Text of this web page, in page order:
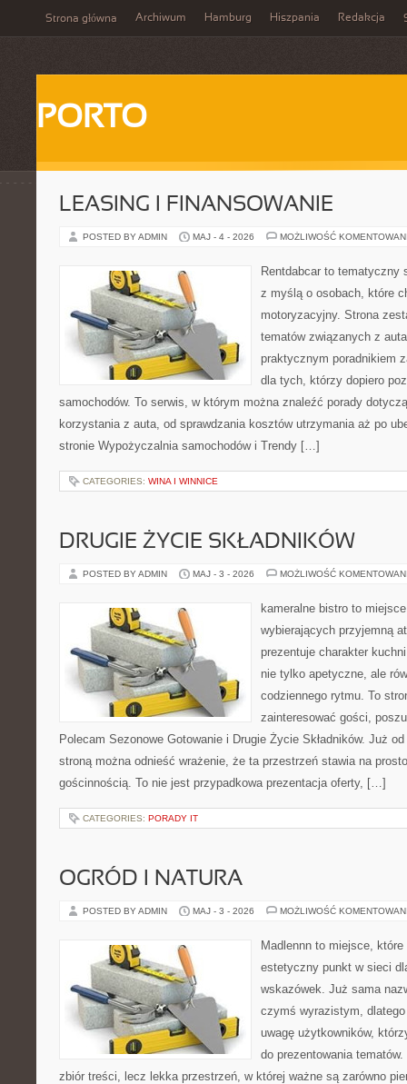
Strona główna Archiwum Hamburg Hiszpania Redakcja
PORTO
LEASING I FINANSOWANIE
POSTED BY ADMIN MAJ - 4 - 2026 MOŻLIWOŚĆ
Rentdabcar to tematyczny
z myślą o osobach, które
motoryzacyjny. Strona
tematów związanych z
praktycznym poradnikiem
dla tych, którzy dopiero
samochodów. To serwis, w którym można znaleźć porady
korzystania z auta, od sprawdzania kosztów utrzymania aż po
stronie Wypożyczalnia samochodów i Trendy […]
CATEGORIES: WINA I WINNICE
DRUGIE ŻYCIE SKŁADNIKÓW
POSTED BY ADMIN MAJ - 3 - 2026 MOŻLIWOŚĆ
kameralne bistro to
wybierających przyjemną
prezentuje charakter
nie tylko apetyczne, ale
codziennego rytmu. To
zainteresować gości,
Polecam Sezonowe Gotowanie i Drugie Życie Składników. Już
stroną można odnieść wrażenie, że ta przestrzeń stawia na
gościnnością. To nie jest przypadkowa prezentacja oferty, […]
CATEGORIES: PORADY IT
OGRÓD I NATURA
POSTED BY ADMIN MAJ - 3 - 2026 MOŻLIWOŚĆ
Madlennn to miejsce,
estetyczny punkt w sieci
wskazówek. Już sama
czymś wyrazistym,
uwagę użytkowników,
do prezentowania
zbiór treści, lecz lekka przestrzeń, w której ważne są zarówno